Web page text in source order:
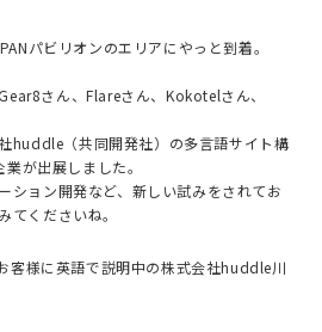
パビリオンのエリアにやっと到着。
さん、Flareさん、Kokotelさん、
huddle（共同開発社）の多言語サイト構
が出展しました。
ション開発など、新しい試みをされてお
てくださいね。
客様に英語で説明中の株式会社huddle川